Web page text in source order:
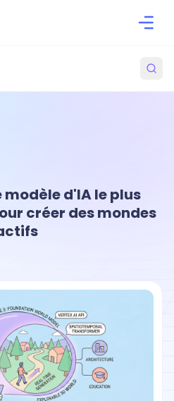
modèle d'IA le plus
créer des mondes